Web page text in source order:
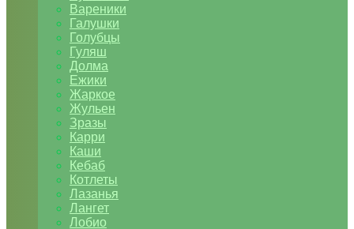
Вареники
Галушки
Голубцы
Гуляш
Долма
Ежики
Жаркое
Жульен
Зразы
Карри
Каши
Кебаб
Котлеты
Лазанья
Лангет
Лобио